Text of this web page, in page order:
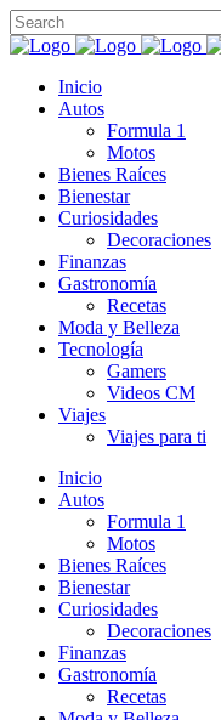
Inicio
Autos
Formula 1
Motos
Bienes Raíces
Bienestar
Curiosidades
Decoraciones
Finanzas
Gastronomía
Recetas
Moda y Belleza
Tecnología
Gamers
Videos CM
Viajes
Viajes para ti
Inicio
Autos
Formula 1
Motos
Bienes Raíces
Bienestar
Curiosidades
Decoraciones
Finanzas
Gastronomía
Recetas